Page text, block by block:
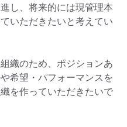
し、将来的には現管理本
いただきたいと考えてい
織のため、ポジションあ
希望・パフォーマンスを
を作っていただきたいで